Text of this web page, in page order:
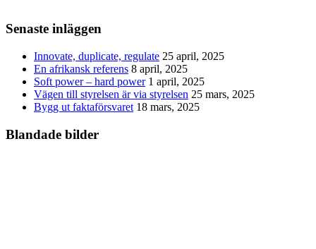
Senaste inläggen
Innovate, duplicate, regulate 25 april, 2025
En afrikansk referens 8 april, 2025
Soft power – hard power 1 april, 2025
Vägen till styrelsen är via styrelsen 25 mars, 2025
Bygg ut faktaförsvaret 18 mars, 2025
Blandade bilder